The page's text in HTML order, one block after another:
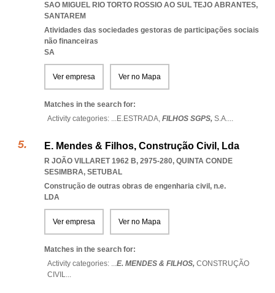
SAO MIGUEL RIO TORTO ROSSIO AO SUL TEJO ABRANTES,
SANTAREM
Atividades das sociedades gestoras de participações sociais
não financeiras
SA
Ver empresa Ver no Mapa
Matches in the search for:
Activity categories: ...E.ESTRADA, FILHOS SGPS, S.A....
E. Mendes & Filhos, Construção Civil, Lda
R JOÃO VILLARET 1962 B, 2975-280, QUINTA CONDE
SESIMBRA, SETUBAL
Construção de outras obras de engenharia civil, n.e.
LDA
Ver empresa Ver no Mapa
Matches in the search for:
Activity categories: ...E. MENDES & FILHOS, CONSTRUÇÃO
CIVIL...